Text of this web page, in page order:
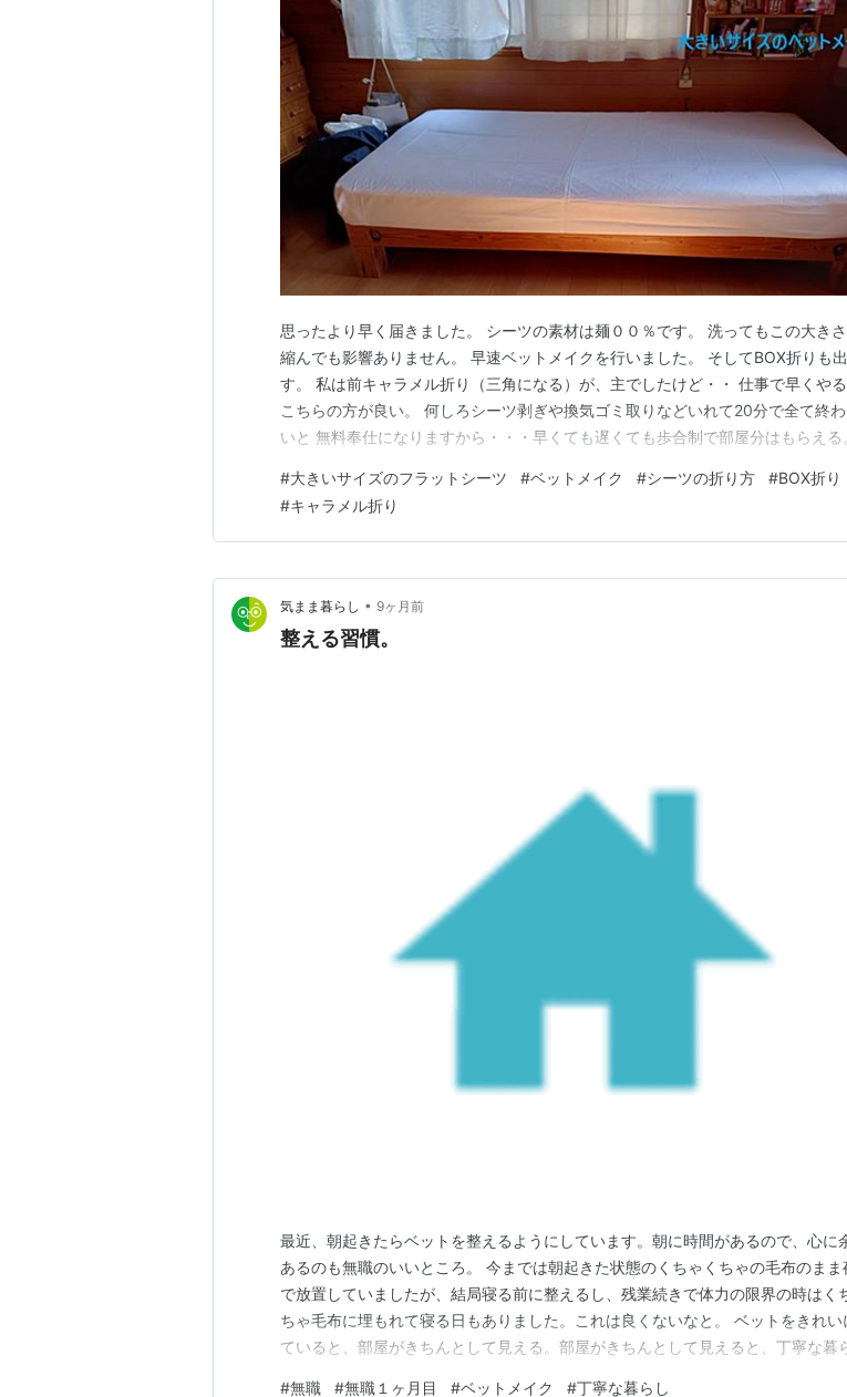
思ったより早く届きました。 シーツの素材は麺００％です。 洗ってもこの大き
縮んでも影響ありません。 早速ベットメイクを行いました。 そしてBOX折りも
す。 私は前キャラメル折り（三角になる）が、主でしたけど・・ 仕事で早くや
こちらの方が良い。 何しろシーツ剥ぎや換気ゴミ取りなどいれて20分で全て終
いと 無料奉仕になりますから・・・早くても遅くても歩合制で部屋分はもらえる
はキャラメル折りでも良いですね。 ランキング参加中はてなブログ【シニア部門
ンキング参加中ハンドメイド
#大きいサイズのフラットシーツ #ベットメイク #シーツの折り方 #BOX折り
#キャラメル折り
気まま暮らし • 9ヶ月前
整える習慣。
最近、朝起きたらベットを整えるようにしています。朝に時間があるので、心に
あるのも無職のいいところ。 今までは朝起きた状態のくちゃくちゃの毛布のまま
で放置していましたが、結局寝る前に整えるし、残業続きで体力の限界の時はく
ちゃ毛布に埋もれて寝る日もありました。これは良くないなと。 ベットをきれい
ていると、部屋がきちんとして見える。部屋がきちんとして見えると、丁寧な暮
#無職 #無職１ヶ月目 #ベットメイク #丁寧な暮らし